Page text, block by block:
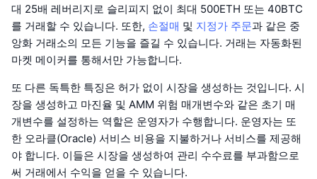
대 25배 레버리지로 슬리피지 없이 최대 500ETH 또는 40BTC
를 거래할 수 있습니다. 또한, 손절매 및 지정가 주문과 같은 중
앙화 거래소의 모든 기능을 즐길 수 있습니다. 거래는 자동화된
마켓 메이커를 통해서만 가능합니다.
또 다른 독특한 특징은 허가 없이 시장을 생성하는 것입니다. 시
장을 생성하고 마진율 및 AMM 위험 매개변수와 같은 초기 매
개변수를 설정하는 역할은 운영자가 수행합니다. 운영자는 또
한 오라클(Oracle) 서비스 비용을 지불하거나 서비스를 제공해
야 합니다. 이들은 시장을 생성하여 관리 수수료를 부과함으로
써 거래에서 수익을 얻을 수 있습니다.